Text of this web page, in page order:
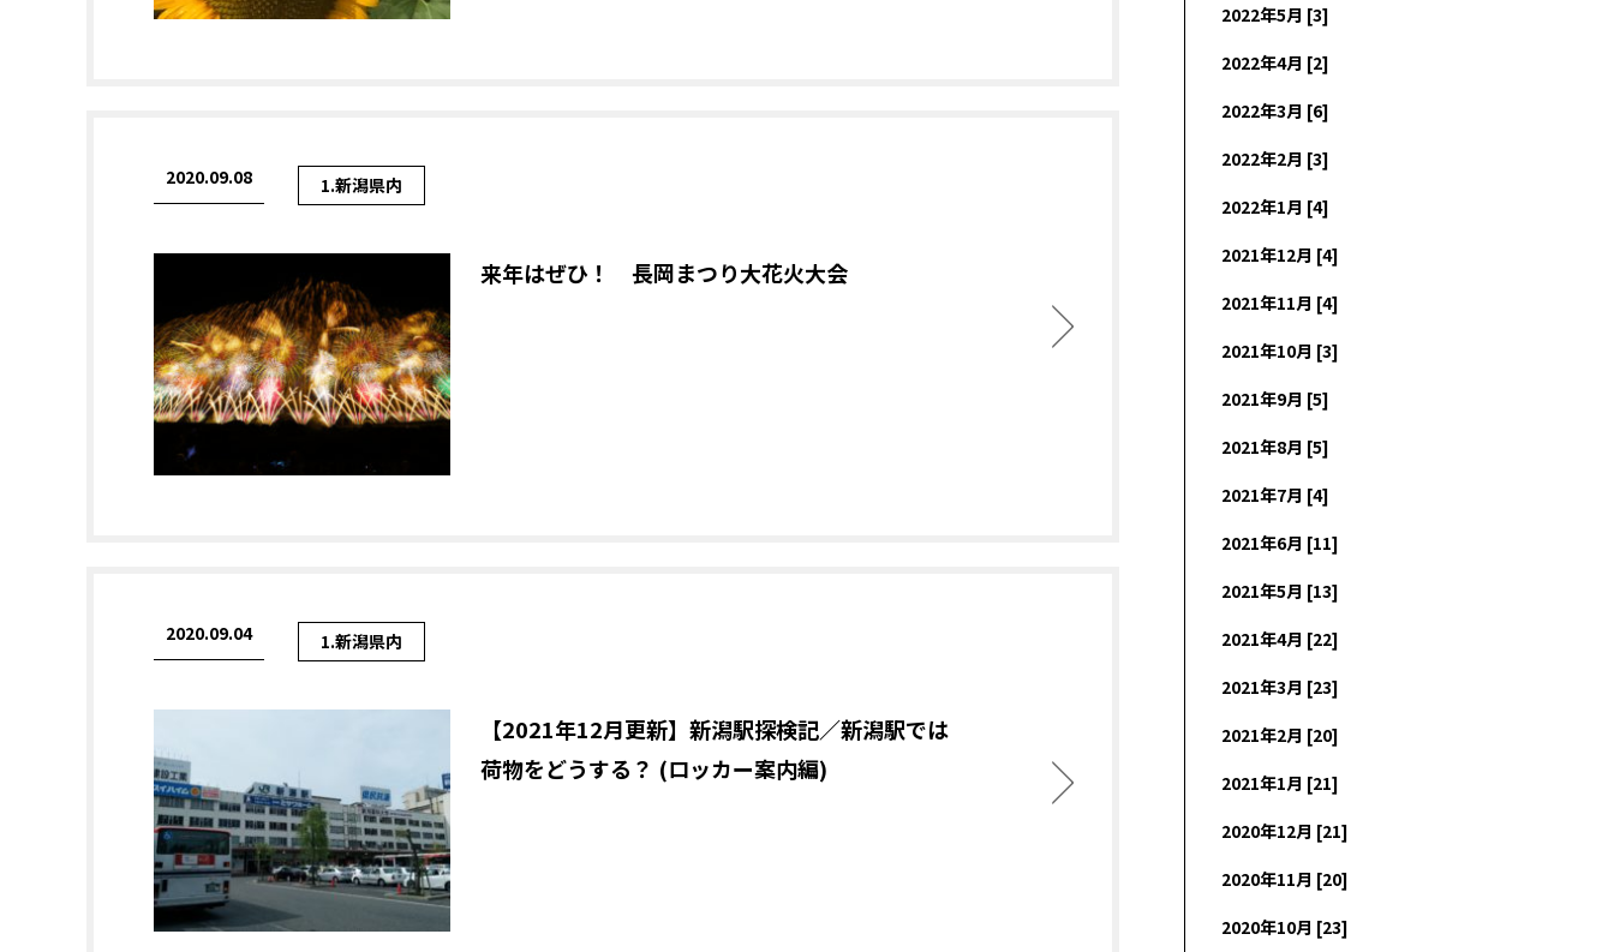
2020.09.08 1.新潟県内
来年はぜひ！ 長岡まつり大花火大会
2020.09.04 1.新潟県内
【2021年12月更新】新潟駅探検記／新潟駅では
荷物をどうする？ (ロッカー案内編)
2022年5月 [3]
2022年4月 [2]
2022年3月 [6]
2022年2月 [3]
2022年1月 [4]
2021年12月 [4]
2021年11月 [4]
2021年10月 [3]
2021年9月 [5]
2021年8月 [5]
2021年7月 [4]
2021年6月 [11]
2021年5月 [13]
2021年4月 [22]
2021年3月 [23]
2021年2月 [20]
2021年1月 [21]
2020年12月 [21]
2020年11月 [20]
2020年10月 [23]